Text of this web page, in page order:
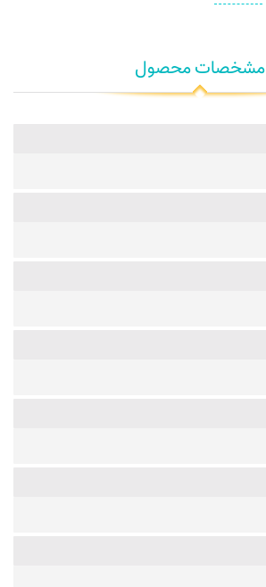
مشخصات محصول